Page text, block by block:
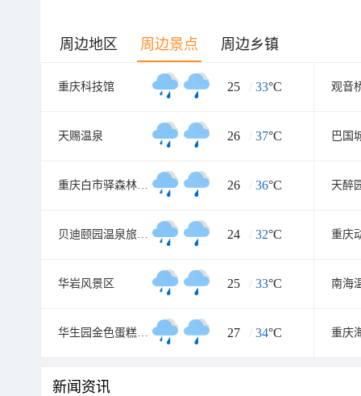
周边地区 周边景点 周边乡镇
重庆科技馆 25 / 33°C 观音
天赐温泉 26 / 37°C 巴国
重庆白市驿森林公园 26 / 36°C 天醉
贝迪颐园温泉旅游度假区 24 / 32°C 重庆
华岩风景区 25 / 33°C 南海
华生园金色蛋糕梦幻王国 27 / 34°C
新闻资讯